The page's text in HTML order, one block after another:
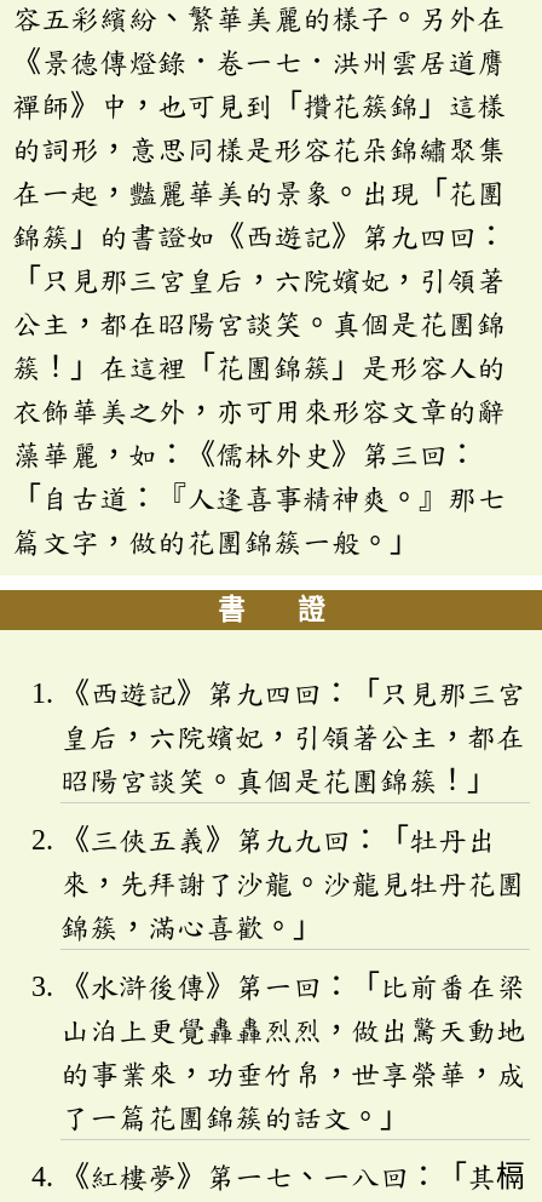
容五彩繽紛、繁華美麗的樣子。另外在
《景德傳燈錄．卷一七．洪州雲居道膺
禪師》中，也可見到「攢花簇錦」這樣
的詞形，意思同樣是形容花朵錦繡聚集
在一起，豔麗華美的景象。出現「花團
錦簇」的書證如《西遊記》第九四回：
「只見那三宮皇后，六院嬪妃，引領著
公主，都在昭陽宮談笑。真個是花團錦
簇！」在這裡「花團錦簇」是形容人的
衣飾華美之外，亦可用來形容文章的辭
藻華麗，如：《儒林外史》第三回：
「自古道：『人逢喜事精神爽。』那七
篇文字，做的花團錦簇一般。」
書 證
《西遊記》第九四回：「只見那三宮
皇后，六院嬪妃，引領著公主，都在
昭陽宮談笑。真個是花團錦簇！」
《三俠五義》第九九回：「牡丹出
來，先拜謝了沙龍。沙龍見牡丹花團
錦簇，滿心喜歡。」
《水滸後傳》第一回：「比前番在梁
山泊上更覺轟轟烈烈，做出驚天動地
的事業來，功垂竹帛，世享榮華，成
了一篇花團錦簇的話文。」
《紅樓夢》第一七、一八回：「其槅